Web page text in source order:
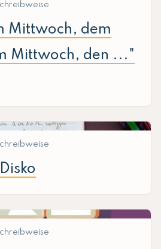
Mittwoch, dem
Mittwoch, den ..."